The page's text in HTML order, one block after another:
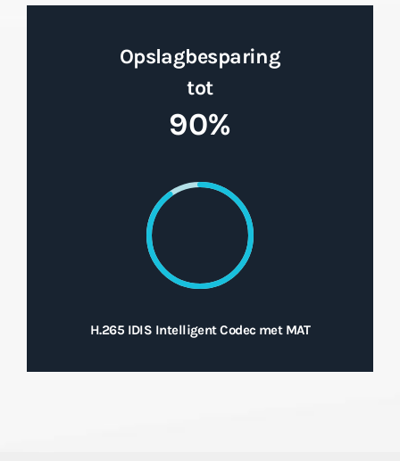
Opslagbesparing
tot
90%
H.265 IDIS Intelligent Codec met MAT